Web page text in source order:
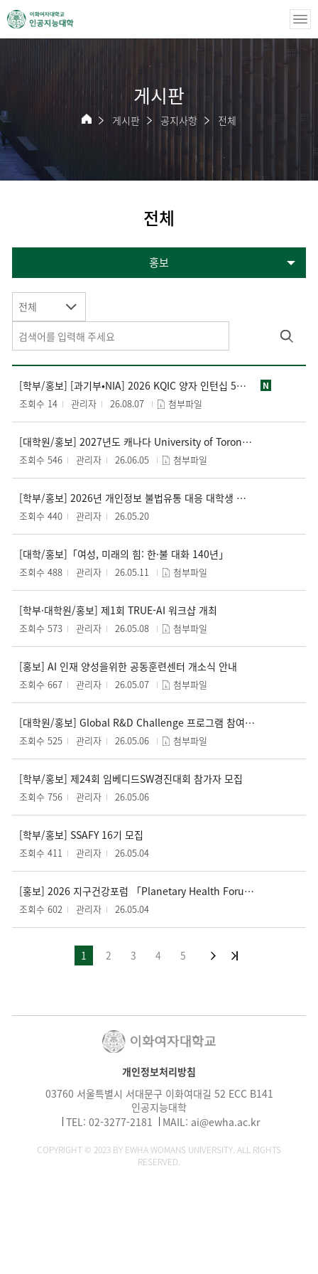
게시판
게시판 공지사항 전체
전체
홍보
전체
[학부/홍보] [과기부•NIA] 2026 KQIC 양자 인턴십 5기 인턴사원 모집(~8/14) N
조회수 14 관리자 26.08.07 첨부파일
[대학원/홍보] 2027년도 캐나다 University of Toronto AI 융합 교육프로그램 파견 교육생 모집
조회수 546 관리자 26.06.05 첨부파일
[학부/홍보] 2026년 개인정보 불법유통 대응 대학생 모니터링단 모집 안내
조회수 440 관리자 26.05.20
[대학/홍보]「여성, 미래의 힘: 한·불 대화 140년」
조회수 488 관리자 26.05.11 첨부파일
[학부·대학원/홍보] 제1회 TRUE-AI 워크샵 개최
조회수 573 관리자 26.05.08 첨부파일
[홍보] AI 인재 양성을위한 공동훈련센터 개소식 안내
조회수 667 관리자 26.05.07 첨부파일
[대학원/홍보] Global R&D Challenge 프로그램 참여 연구팀 모집
조회수 525 관리자 26.05.06 첨부파일
[학부/홍보] 제24회 임베디드SW경진대회 참가자 모집
조회수 756 관리자 26.05.06
[학부/홍보] SSAFY 16기 모집
조회수 411 관리자 26.05.04
[홍보] 2026 지구건강포럼 「Planetary Health Forum 2026」
조회수 602 관리자 26.05.04
1 2 3 4 5
개인정보처리방침
03760 서울특별시 서대문구 이화여대길 52 ECC B141
인공지능대학
TEL: 02-3277-2181
MAIL: ai@ewha.ac.kr
COPYRIGHT © 2023 BY EWHA WOMANS UNIVERSITY. ALL RIGHTS
RESERVED.